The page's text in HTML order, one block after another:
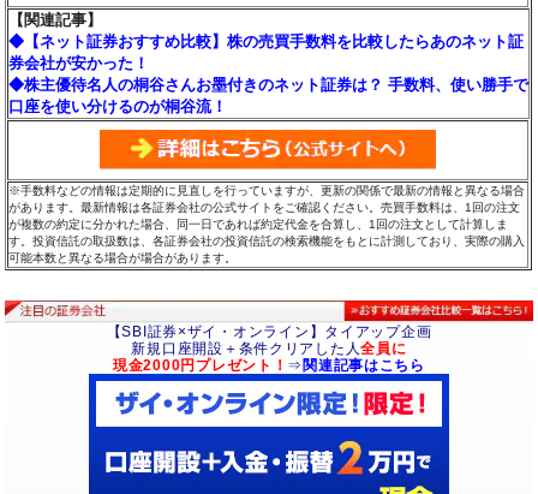
【関連記事】
◆【ネット証券おすすめ比較】株の売買手数料を比較したらあのネット証
券会社が安かった！
◆株主優待名人の桐谷さんお墨付きのネット証券は？ 手数料、使い勝手で
口座を使い分けるのが桐谷流！
※手数料などの情報は定期的に見直しを行っていますが、更新の関係で最新の情報と異なる場合
があります。最新情報は各証券会社の公式サイトをご確認ください。売買手数料は、1回の注文
が複数の約定に分かれた場合、同一日であれば約定代金を合算し、1回の注文として計算しま
す。投資信託の取扱数は、各証券会社の投資信託の検索機能をもとに計測しており、実際の購入
可能本数と異なる場合が場合があります。
【SBI証券×ザイ・オンライン】タイアップ企画
新規口座開設＋条件クリアした人全員に
現金2000円プレゼント！ ⇒ 関連記事はこちら